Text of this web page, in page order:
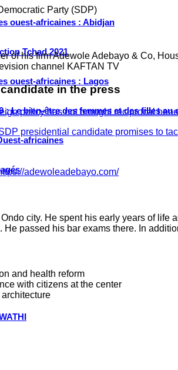
ouest-africaines : Abidjan
Tchad 2021
ouest-africaines : Lagos
: Le bien-être des femmes et des filles
africaines
Party (SDP)
of his firm Adewole Adebayo & Co,
channel KAFTAN TV
in the press
policy has not brought reciprocal
presidential candidate promises to
adewoleadebayo.com/
city. He spent his early years of
He passed his bar exams there. In
and health reform
with citizens at the center
architecture